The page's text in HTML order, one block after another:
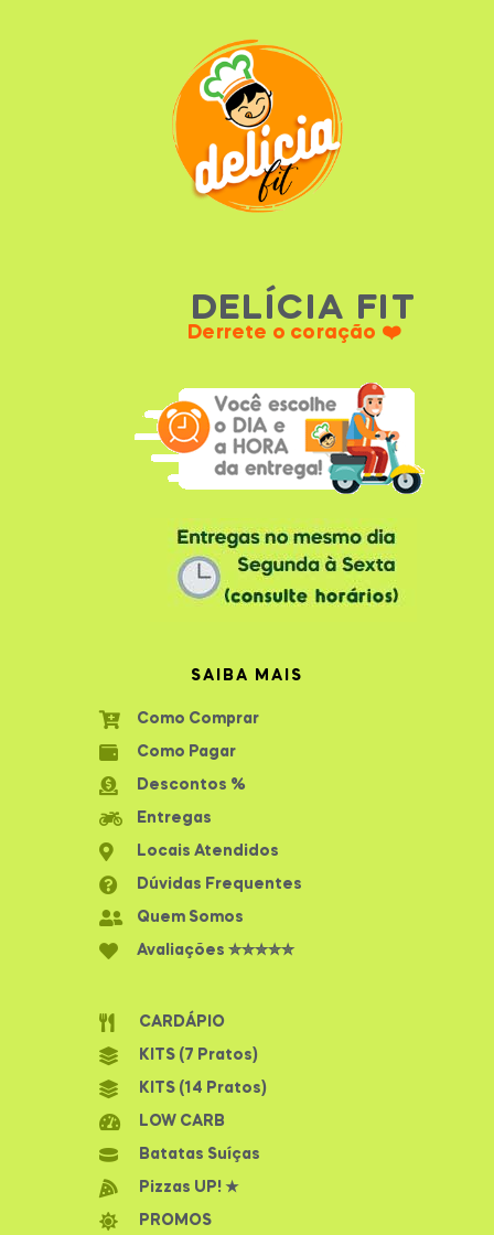
DELÍCIA FIT
Derrete o coração ❤️
SAIBA MAIS
Como Comprar
Como Pagar
Descontos %
Entregas
Locais Atendidos
Dúvidas Frequentes
Quem Somos
Avaliações ✮✮✮✮✮
CARDÁPIO
KITS (7 Pratos)
KITS (14 Pratos)
LOW CARB
Batatas Suíças
Pizzas UP! ★
PROMOS